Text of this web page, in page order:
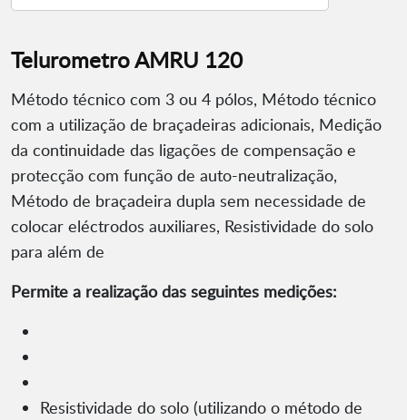
Telurometro AMRU 120
Método técnico com 3 ou 4 pólos, Método técnico
com a utilização de braçadeiras adicionais, Medição
da continuidade das ligações de compensação e
protecção com função de auto-neutralização,
Método de braçadeira dupla sem necessidade de
colocar eléctrodos auxiliares, Resistividade do solo
para além de
Permite a realização das seguintes medições:
Resistividade do solo (utilizando o método de